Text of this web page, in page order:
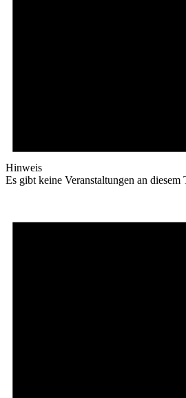
Hinweis
Es gibt keine Veranstaltungen an diesem